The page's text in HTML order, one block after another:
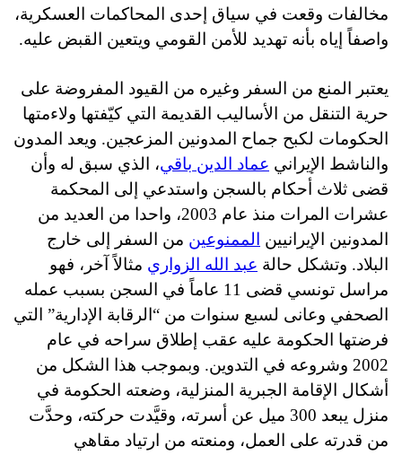
مخالفات وقعت في سياق إحدى المحاكمات العسكرية،
واصفاً إياه بأنه تهديد للأمن القومي ويتعين القبض عليه.
يعتبر المنع من السفر وغيره من القيود المفروضة على
حرية التنقل من الأساليب القديمة التي كيّفتها ولاءمتها
الحكومات لكبح جماح المدونين المزعجين. ويعد المدون
والناشط الإيراني عماد الدين باقي، الذي سبق له وأن
قضى ثلاث أحكام بالسجن واستدعي إلى المحكمة
عشرات المرات منذ عام 2003، واحدا من العديد من
المدونين الإيرانيين
الممنوعين من السفر إلى خارج
البلاد. وتشكل حالة عبد الله الزواري مثالاً آخر، فهو
مراسل تونسي قضى 11 عاماً في السجن بسبب عمله
الصحفي وعانى لسبع سنوات من “الرقابة الإدارية” التي
فرضتها الحكومة عليه عقب إطلاق سراحه في عام
2002 وشروعه في التدوين. وبموجب هذا الشكل من
أشكال الإقامة الجبرية المنزلية، وضعته الحكومة في
منزل يبعد 300 ميل عن أسرته، وقيَّدت حركته، وحدَّت
من قدرته على العمل، ومنعته من ارتياد مقاهي